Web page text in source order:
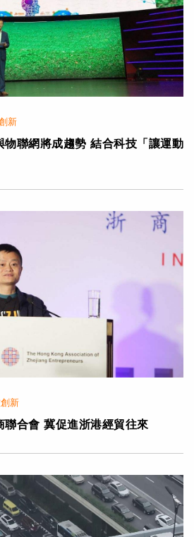
新
物聯網將成趨勢 結合科技「讓運動
新
聯合會 冀促進浙港經貿往來